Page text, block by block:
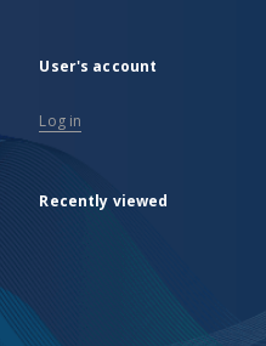
User's account
Log in
Recently viewed